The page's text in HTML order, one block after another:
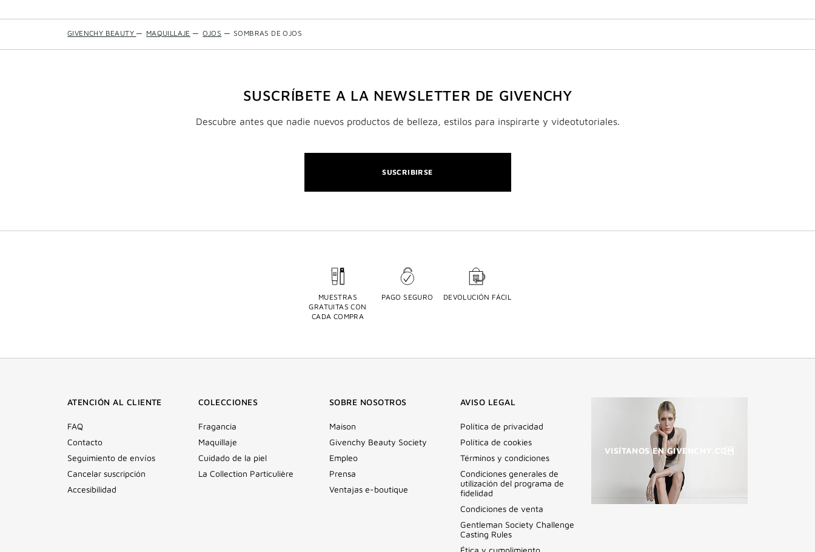
GIVENCHY BEAUTY — MAQUILLAJE — OJOS — SOMBRAS DE OJOS
SUSCRÍBETE A LA NEWSLETTER DE GIVENCHY
Descubre antes que nadie nuevos productos de belleza, estilos para inspirarte y videotutoriales.
SUSCRIBIRSE
MUESTRAS
GRATUITAS CON
CADA COMPRA
PAGO SEGURO DEVOLUCIÓN FÁCIL
ATENCIÓN AL CLIENTE
FAQ
Contacto
Seguimiento de envíos
Cancelar suscripción
Accesibilidad
COLECCIONES
Fragancia
Maquillaje
Cuidado de la piel
La Collection Particulière
SOBRE NOSOTROS
Maison
Givenchy Beauty Society
Empleo
Prensa
Ventajas e-boutique
AVISO LEGAL
Política de privacidad
Política de cookies
Términos y condiciones
Condiciones generales de
utilización del programa de
fidelidad
Condiciones de venta
Gentleman Society Challenge
Casting Rules
Ética y cumplimiento
VISÍTANOS EN GIVENCHY.COM